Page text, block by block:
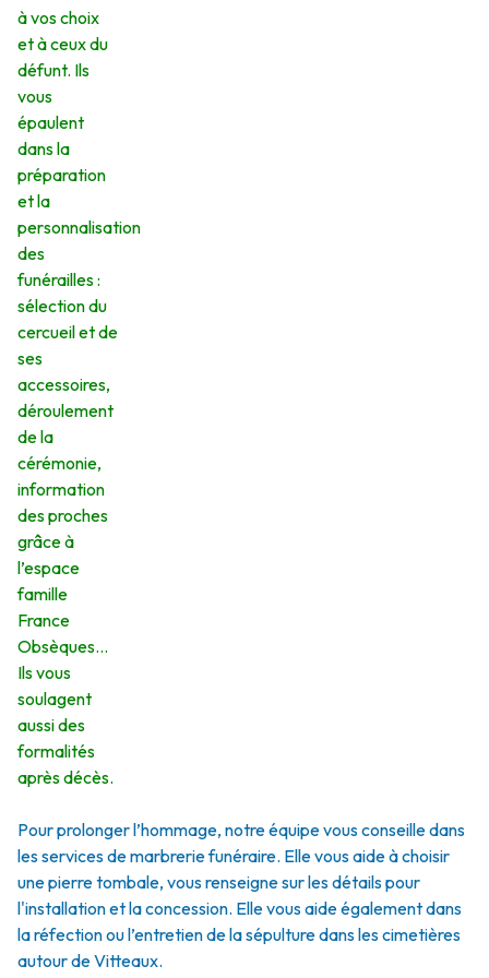
à vos choix
et à ceux du
défunt. Ils
vous
épaulent
dans la
préparation
et la
personnalisation
des
funérailles :
sélection du
cercueil et de
ses
accessoires,
déroulement
de la
cérémonie,
information
des proches
grâce à
l’espace
famille
France
Obsèques…
Ils vous
soulagent
aussi des
formalités
après décès.
Pour prolonger l’hommage, notre équipe vous conseille dans
les services de marbrerie funéraire. Elle vous aide à choisir
une pierre tombale, vous renseigne sur les détails pour
l'installation et la concession. Elle vous aide également dans
la réfection ou l’entretien de la sépulture dans les cimetières
autour de Vitteaux.